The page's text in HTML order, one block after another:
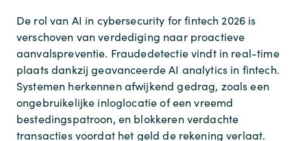
De rol van AI in cybersecurity for fintech 2026 is
verschoven van verdediging naar proactieve
aanvalspreventie. Fraudedetectie vindt in real-time
plaats dankzij geavanceerde AI analytics in fintech.
Systemen herkennen afwijkend gedrag, zoals een
ongebruikelijke inloglocatie of een vreemd
bestedingspatroon, en blokkeren verdachte
transacties voordat het geld de rekening verlaat.